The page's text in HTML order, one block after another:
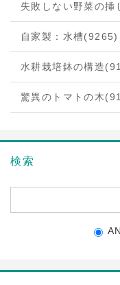
失敗しない野菜の挿
自家製：水槽(9265)
水耕栽培鉢の構造
驚異のトマトの木
検索